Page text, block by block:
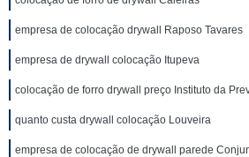
empresa de colocação drywall Raposo Tavares
empresa de drywall colocação Itupeva
colocação de forro drywall preço Instituto da
quanto custa drywall colocação Louveira
empresa de colocação de drywall parede